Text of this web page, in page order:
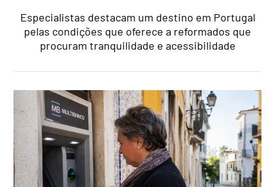
Especialistas destacam um destino em Portugal
pelas condições que oferece a reformados que
procuram tranquilidade e acessibilidade